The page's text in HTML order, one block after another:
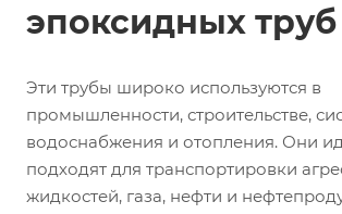
эпоксидных труб
Эти трубы широко используются в
промышленности, строительстве,
водоснабжения и отопления. Они
подходят для транспортировки
жидкостей, газа, нефти и